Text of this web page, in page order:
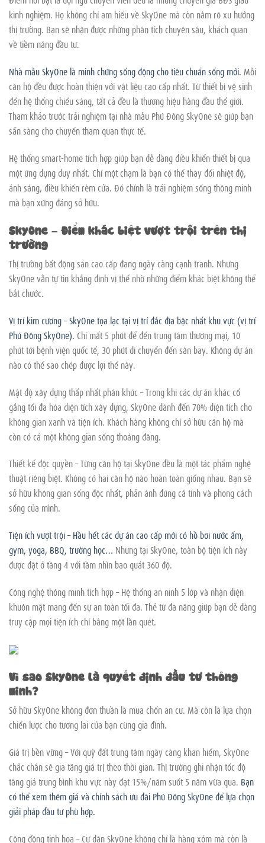
kinh nghiệm. Họ không chỉ am hiểu về SkyOne mà còn nắm rõ xu hướng
thị trường. Bạn sẽ nhận được những phân tích chuyên sâu, khách quan
về tiềm năng đầu tư.
Nhà mẫu SkyOne là minh chứng sống động cho tiêu chuẩn sống mới. Mỗi
căn hộ đều được hoàn thiện với vật liệu cao cấp nhất. Từ thiết bị vệ sinh
đến hệ thống chiếu sáng, tất cả đều là thương hiệu hàng đầu thế giới.
Tham khảo trước trải nghiệm tại nhà mẫu Phú Đông SkyOne sẽ giúp bạn
sẵn sàng cho chuyến tham quan thực tế.
Hệ thống smart-home tích hợp giúp bạn dễ dàng điều khiển thiết bị qua
một ứng dụng duy nhất. Chỉ một chạm là bạn có thể thay đổi nhiệt độ,
ánh sáng, điều khiển rèm cửa. Đó chính là trải nghiệm sống thông minh
mà bạn xứng đáng sở hữu.
SkyOne – Điểm khác biệt vượt trội trên thị
trường
Thị trường bất động sản cao cấp đang ngày càng cạnh tranh. Nhưng
SkyOne vẫn tự tin khẳng định vị thế nhờ những điểm khác biệt không thể
bắt chước.
Vị trí kim cương – SkyOne tọa lạc tại vị trí đắc địa bậc nhất khu vực (vị trí
Phú Đông SkyOne). Chỉ mất 5 phút để đến trung tâm thương mại, 10
phút tới bệnh viện quốc tế, 30 phút di chuyển đến sân bay. Không dự án
nào có thể sao chép được lợi thế này.
Mật độ xây dựng thấp nhất phân khúc – Trong khi các dự án khác cố
gắng tối đa hóa diện tích xây dựng, SkyOne dành đến 70% diện tích cho
không gian xanh và tiện ích. Khách hàng không chỉ sở hữu căn hộ mà
còn có cả một không gian sống thoáng đãng.
Thiết kế độc quyền – Từng căn hộ tại SkyOne đều là một tác phẩm nghệ
thuật riêng biệt. Không có hai căn hộ nào hoàn toàn giống nhau. Bạn sẽ
sở hữu không gian sống độc nhất, phản ánh đúng cá tính và phong cách
sống của mình.
Tiện ích vượt trội – Hầu hết các dự án cao cấp mới có hồ bơi nước ấm,
gym, yoga, BBQ, trường học… Nhưng tại SkyOne, toàn bộ tiện ích này
được đặt ở tầng 4 với tầm nhìn bao quát 360 độ.
Công nghệ thông minh tích hợp – Hệ thống an ninh 5 lớp và nhận diện
khuôn mặt mang đến sự an toàn tối đa. Thẻ từ đa năng giúp bạn dễ dàng
truy cập mọi tiện ích chỉ bằng một lần quét.
Vì sao SkyOne là quyết định đầu tư thông
minh?
Sở hữu SkyOne không đơn thuần là mua chốn an cư. Mà còn là lựa chọn
chiến lược cho tương lai của bạn cùng gia đình.
Giá trị bền vững – Với quỹ đất trung tâm ngày càng khan hiếm, SkyOne
chắc chắn sẽ gia tăng giá trị theo thời gian. Thị trường ghi nhận tốc độ
tăng giá trung bình khu vực này đạt 15%/năm suốt 5 năm vừa qua. Bạn
có thể xem thêm giá và chính sách ưu đãi Phú Đông SkyOne để lựa chọn
giải pháp đầu tư phù hợp.
Cộng đồng tinh hoa – Cư dân SkyOne không chỉ là hàng xóm mà còn là